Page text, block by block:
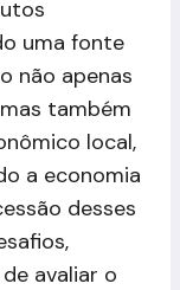
uma fonte
não apenas
também
local,
a economia
desses
avaliar o